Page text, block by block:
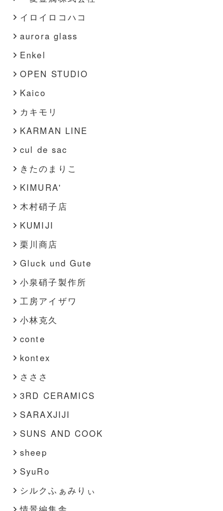
イロイロコハコ
aurora glass
Enkel
OPEN STUDIO
Kaico
カキモリ
KARMAN LINE
cul de sac
きたのまりこ
KIMURA'
木村硝子店
KUMIJI
栗川商店
Gluck und Gute
小泉硝子製作所
工房アイザワ
小林克久
conte
kontex
さささ
3RD CERAMICS
SARAXJIJI
SUNS AND COOK
sheep
SyuRo
シルクふぁみりぃ